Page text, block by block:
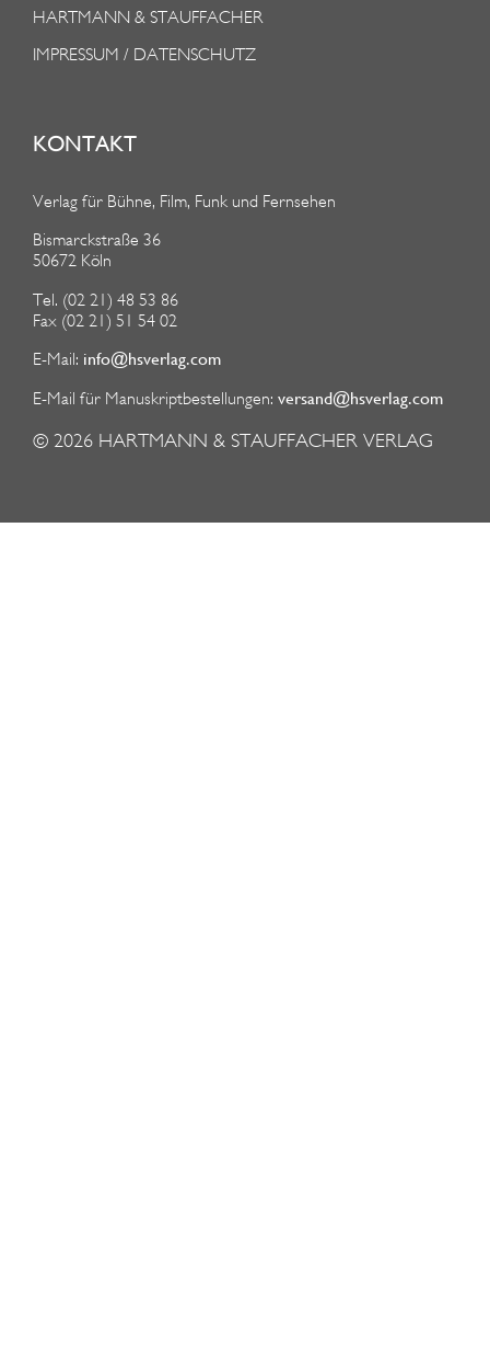
HARTMANN & STAUFFACHER
IMPRESSUM / DATENSCHUTZ
KONTAKT
Verlag für Bühne, Film, Funk und Fernsehen
Bismarckstraße 36
50672 Köln
Tel. (02 21) 48 53 86
Fax (02 21) 51 54 02
E-Mail: info@hsverlag.com
E-Mail für Manuskriptbestellungen: versand@hsverlag.com
© 2026 HARTMANN & STAUFFACHER VERLAG